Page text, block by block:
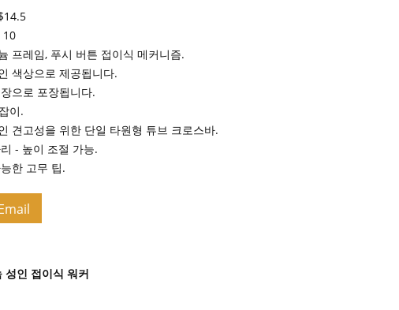
10
프레임, 푸시 버튼 접이식 메커니즘.
색상으로 제공됩니다.
으로 포장됩니다.
이.
견고성을 위한 단일 타원형 튜브 크로스바.
- 높이 조절 가능.
한 고무 팁.
성인 접이식 워커